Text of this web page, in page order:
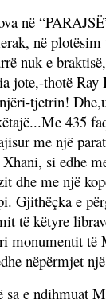
në
në
e
jote,-thotë
tjetrin!
435
me një
si edhe
me një
Gjithëçka e
të këtyre
monumentit
nëpërmjet
e ndihmuat